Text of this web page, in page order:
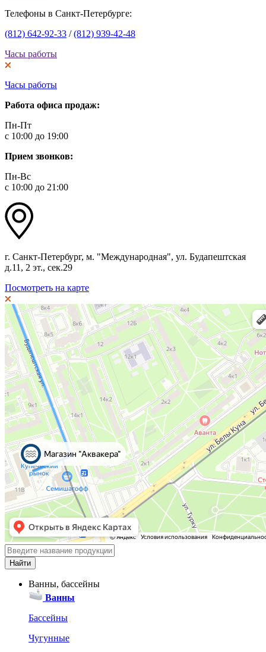
Телефоны в Санкт-Петербурге:
(812) 642-92-33 /(812) 939-42-48
Часы работы
Часы работы
Работа офиса продаж:
Пн-Пт
с 10:00 до 19:00
Прием звонков:
Пн-Вс
с 10:00 до 21:00
г. Санкт-Петербург, м. "Международная", ул. Будапештская
д.11, 2 эт., сек.29
Посмотреть на карте
Ванны, бассейны
Ванны
Бассейны
Чугунные